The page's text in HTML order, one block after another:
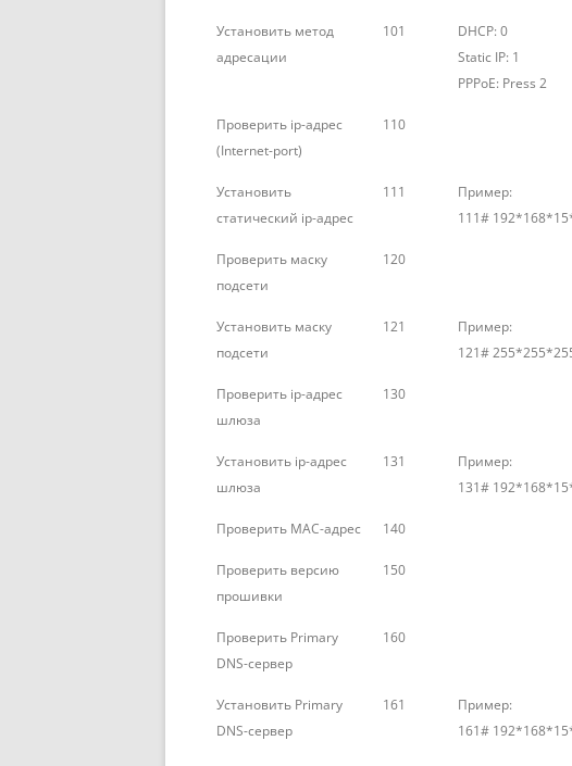
Установить метод
адресации
101
DHCP: 0
Static IP: 1
PPPoE: Press 2
Проверить ip-адрес
(Internet-port)
110
Установить
статический ip-адрес
111
Пример:
111#
Проверить маску
подсети
120
Установить маску
подсети
121
Пример:
121#
Проверить ip-адрес
шлюза
130
Установить ip-адрес
шлюза
131
Пример:
131#
Проверить MAC-адрес 140
Проверить версию
прошивки
150
Проверить Primary
DNS-сервер
160
Установить Primary
DNS-сервер
161
Пример:
161#